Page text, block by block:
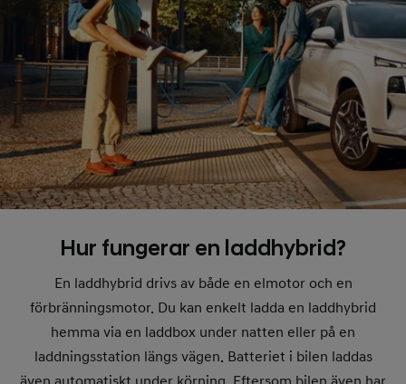
Hur fungerar en laddhybrid?
En laddhybrid drivs av både en elmotor och en
förbränningsmotor. Du kan enkelt ladda en laddhybrid
hemma via en laddbox under natten eller på en
laddningsstation längs vägen. Batteriet i bilen laddas